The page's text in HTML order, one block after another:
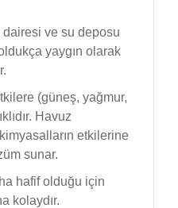
ve su deposu
yaygın olarak
(güneş, yağmur,
Havuz
etkilerine
sunar.
hafif olduğu için
kolaydır.